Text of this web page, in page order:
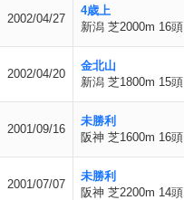
2002/04/27
4歳上
新潟 芝2000m 16頭
2002/04/20
金北山
新潟 芝1800m 15頭
2001/09/16
未勝利
阪神 芝1600m 16頭
2001/07/07
未勝利
阪神 芝2200m 14頭